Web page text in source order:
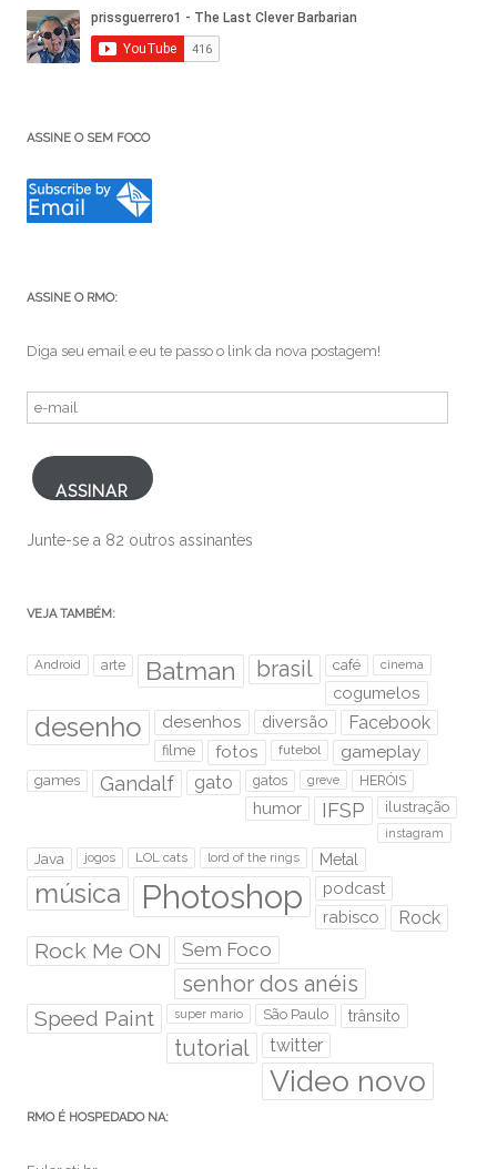
ASSINE O SEM FOCO
ASSINE O RMO:
Diga seu email e eu te passo o link da nova postagem!
e-
ASSINAR
Junte-se a 82 outros assinantes
VEJA TAMBÉM:
Android arte Batman brasil café cinema
cogumelos
desenho desenhos diversão Facebook
filme fotos futebol gameplay
games Gandalf gato gatos greve HERÓIS
humor IFSP ilustração
instagram
Java jogos LOL cats lord of the rings Metal
música Photoshop
podcast
rabisco
Rock
Rock Me ON Sem Foco
senhor dos anéis
Speed Paint super mario São Paulo trânsito
tutorial twitter
Video novo
RMO É HOSPEDADO NA: